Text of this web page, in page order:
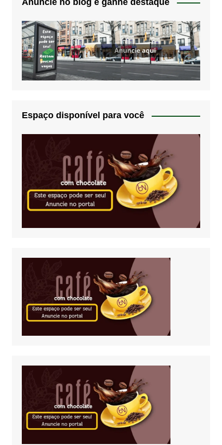
Anuncie no blog e ganhe destaque
Espaço disponível para você